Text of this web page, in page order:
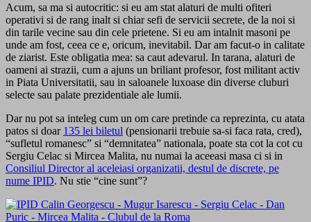
Acum, sa ma si autocritic: si eu am stat alaturi de multi ofiteri
operativi si de rang inalt si chiar sefi de servicii secrete, de la noi si
din tarile vecine sau din cele prietene. Si eu am intalnit masoni pe
unde am fost, ceea ce e, oricum, inevitabil. Dar am facut-o in calitate
de ziarist. Este obligatia mea: sa caut adevarul. In tarana, alaturi de
oameni ai strazii, cum a ajuns un briliant profesor, fost militant activ
in Piata Universitatii, sau in saloanele luxoase din diverse cluburi
selecte sau palate prezidentiale ale lumii.
Dar nu pot sa inteleg cum un om care pretinde ca reprezinta, cu atata
patos si doar 135 lei biletul (pensionarii trebuie sa-si faca rata, cred),
“sufletul romanesc” si “demnitatea” nationala, poate sta cot la cot cu
Sergiu Celac si Mircea Malita, nu numai la aceeasi masa ci si in
Consiliul Director al aceleiasi organizatii, destul de discrete, pe
nume IPID. Nu stie “cine sunt”?